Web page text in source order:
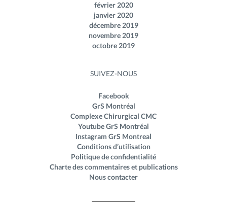
février 2020
janvier 2020
décembre 2019
novembre 2019
octobre 2019
SUIVEZ-NOUS
Facebook
GrS Montréal
Complexe Chirurgical CMC
Youtube GrS Montréal
Instagram GrS Montreal
Conditions d’utilisation
Politique de confidentialité
Charte des commentaires et publications
Nous contacter